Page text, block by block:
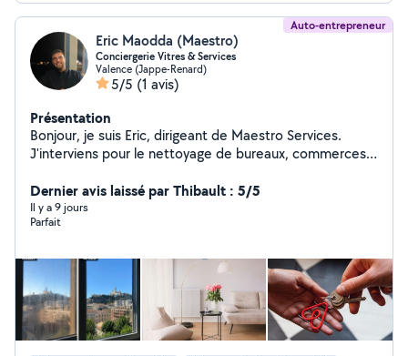
Auto-entrepreneur
Eric Maodda (Maestro)
Conciergerie Vitres & Services
Valence (Jappe-Renard)
5/5 (1 avis)
Présentation
Bonjour, je suis Eric, dirigeant de Maestro Services.
J'interviens pour le nettoyage de bureaux, commerces,
saisonnières. Devis gratuit et réponse rapide dans la
Drôme et l'Ardèche.
Dernier avis laissé par Thibault : 5/5
Il y a 9 jours
Parfait